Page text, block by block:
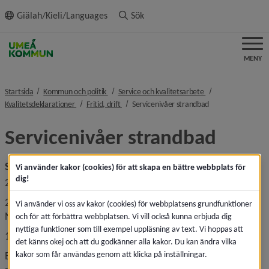
innehållet
Giälah/Kieli/Languages Sök
MENY
Startsida Kommun och politik nivå i brödsmulenavigeringen
Service och kvalitetsarbete nivå i
Kvalitetsdeklarationer nivå i brödsmulenavigeringen
Fritid, drift nivå i brödsmulenavigeringen
Servicenivåer strandbadnivå i
Servicenivåer strandbad
Säsongslängd
22 juni–30 augusti: Säsongslängd strandbad
22 juni–7 augusti: Kiosk och toalett på Bettnesand, i
Norrmjöle och i Ljumviken.
15 maj–30 september: Toalett på Bölesholmarna.
Bryggor och beachvolleybollnät finns på plats innan
Vi använder kakor (cookies) för att skapa en bättre webbplats för
dig!
Vi använder vi oss av kakor (cookies) för webbplatsens grundfunktioner
och för att förbättra webbplatsen. Vi vill också kunna erbjuda dig
nyttiga funktioner som till exempel uppläsning av text. Vi hoppas att
det känns okej och att du godkänner alla kakor. Du kan ändra vilka
kakor som får användas genom att klicka på inställningar.